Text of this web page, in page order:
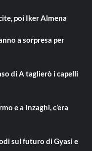
poi Iker Almena
a sorpresa per
di A taglierò i capelli
e a Inzaghi, c’era
sul futuro di Gyasi e